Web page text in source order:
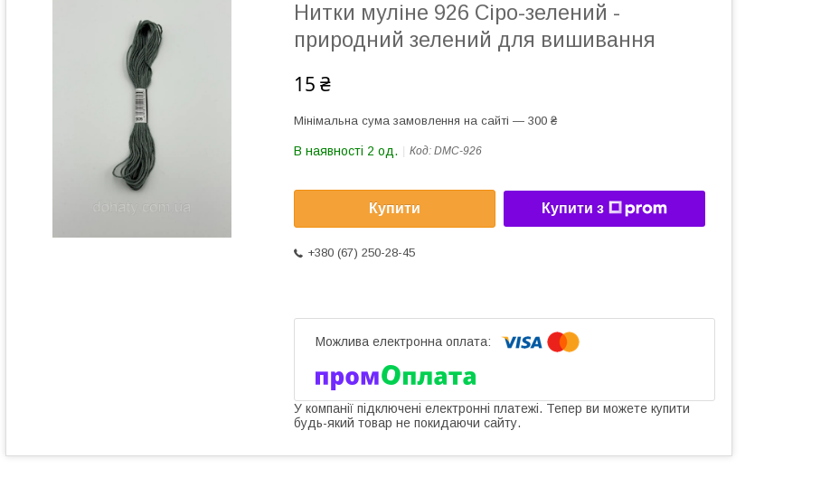
Нитки муліне 926 Сіро-зелений -
природний зелений для вишивання
15 ₴
Мінімальна сума замовлення на сайті — 300 ₴
В наявності 2 од. Код: DMC-926
Купити Купити з
+380 (67) 250-28-45
У компанії підключені електронні платежі. Тепер ви можете купити
будь-який товар не покидаючи сайту.